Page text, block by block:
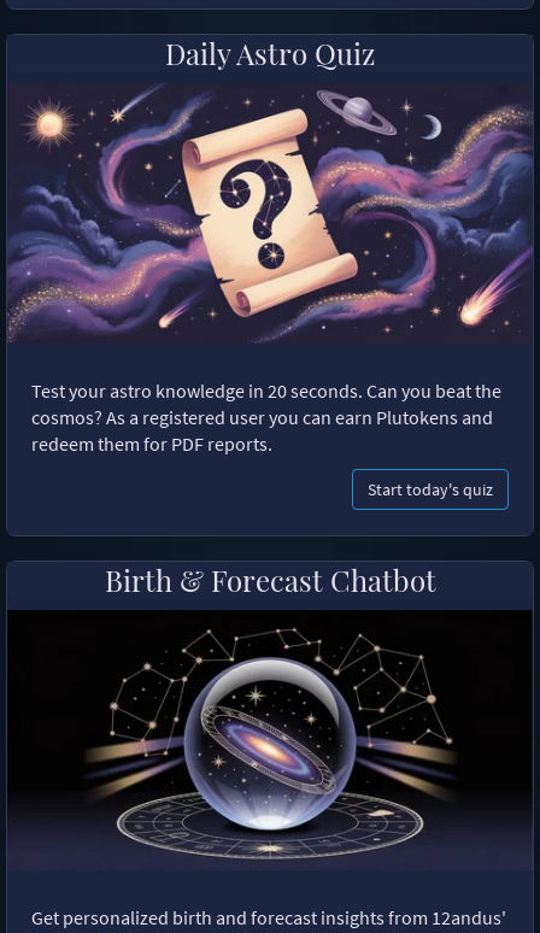
Daily Astro Quiz
Test your astro knowledge in 20 seconds. Can you beat the
cosmos? As a registered user you can earn Plutokens and
redeem them for PDF reports.
Start today's quiz
Birth & Forecast Chatbot
Get personalized birth and forecast insights from 12andus'